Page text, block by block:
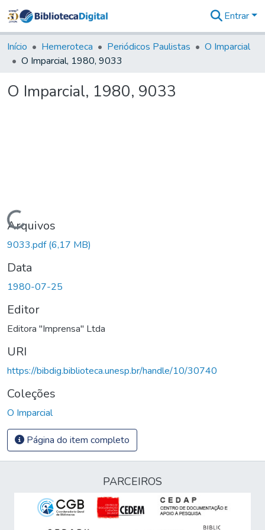
&
Coleções
Tudo na
Digital
Entrar
Início Hemeroteca Periódicos Paulistas
O Imparcial
O Imparcial, 1980, 9033
O Imparcial, 1980, 9033
Carregando...
Arquivos
9033.pdf(6,17 MB)
Data
1980-07-25
Editor
Editora "Imprensa" Ltda
URI
https://bibdig.biblioteca.unesp.br/handle/10/30740
Coleções
O Imparcial
Página do item completo
PARCEIROS